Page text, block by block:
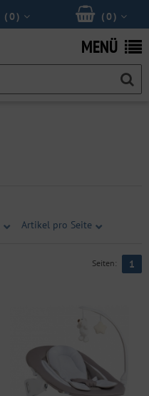
(0 )
(0 )
MENÜ
Artikel pro Seite
Seiten: 1